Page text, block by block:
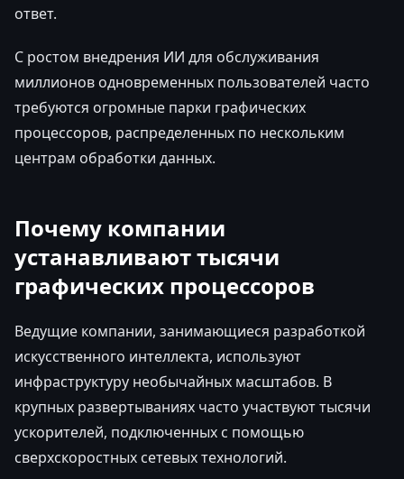
ответ.
С ростом внедрения ИИ для обслуживания
миллионов одновременных пользователей часто
требуются огромные парки графических
процессоров, распределенных по нескольким
центрам обработки данных.
Почему компании
устанавливают тысячи
графических процессоров
Ведущие компании, занимающиеся разработкой
искусственного интеллекта, используют
инфраструктуру необычайных масштабов. В
крупных развертываниях часто участвуют тысячи
ускорителей, подключенных с помощью
сверхскоростных сетевых технологий.